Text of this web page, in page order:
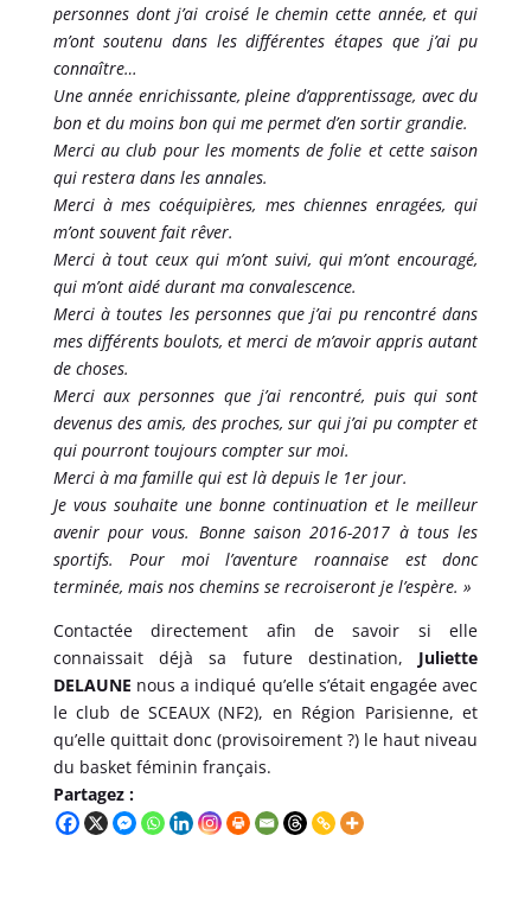
personnes dont j’ai croisé le chemin cette année, et qui
m’ont soutenu dans les différentes étapes que j’ai pu
connaître…
Une année enrichissante, pleine d’apprentissage, avec du
bon et du moins bon qui me permet d’en sortir grandie.
Merci au club pour les moments de folie et cette saison
qui restera dans les annales.
Merci à mes coéquipières, mes chiennes enragées, qui
m’ont souvent fait rêver.
Merci à tout ceux qui m’ont suivi, qui m’ont encouragé,
qui m’ont aidé durant ma convalescence.
Merci à toutes les personnes que j’ai pu rencontré dans
mes différents boulots, et merci de m’avoir appris autant
de choses.
Merci aux personnes que j’ai rencontré, puis qui sont
devenus des amis, des proches, sur qui j’ai pu compter et
qui pourront toujours compter sur moi.
Merci à ma famille qui est là depuis le 1er jour.
Je vous souhaite une bonne continuation et le meilleur
avenir pour vous. Bonne saison 2016-2017 à tous les
sportifs. Pour moi l’aventure roannaise est donc
terminée, mais nos chemins se recroiseront je l’espère. »
Contactée directement afin de savoir si elle
connaissait déjà sa future destination, Juliette
DELAUNE nous a indiqué qu’elle s’était engagée avec
le club de SCEAUX (NF2), en Région Parisienne, et
qu’elle quittait donc (provisoirement ?) le haut niveau
du basket féminin français.
Partagez :